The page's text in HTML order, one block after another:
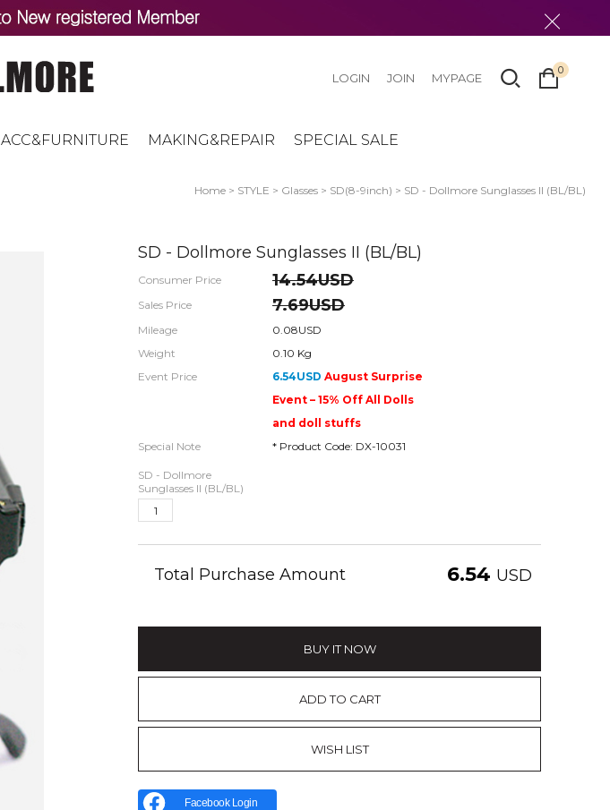
ACC&FURNITURE MAKING&REPAIR SPECIAL SALE
LOGIN JOIN MYPAGE
0
Home > STYLE > Glasses > SD(8-9inch) > SD - Dollmore Sunglasses II (BL/BL)
SD - Dollmore Sunglasses II (BL/BL)
Consumer Price 14.54USD
Sales Price 7.69USD
Mileage
0.08USD
Weight
0.10 Kg
Event Price
6.54USD August Surprise
Event – 15% Off All Dolls
and doll stuffs
Special Note
* Product Code: DX-10031
SD - Dollmore
Sunglasses II (BL/BL)
Total Purchase Amount 6.54 USD
BUY IT NOW
ADD TO CART
WISH LIST
Facebook Login